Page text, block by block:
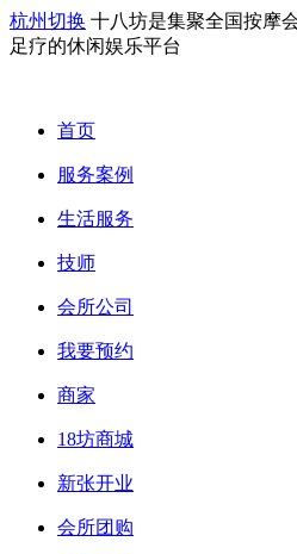
杭州切换 十八坊是集聚全国按摩
足疗的休闲娱乐平台
首页
服务案例
生活服务
技师
会所公司
我要预约
商家
18坊商城
新张开业
会所团购